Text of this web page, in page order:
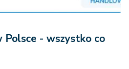
Polsce - wszystko co